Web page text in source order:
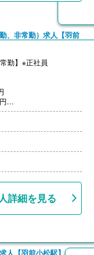
、非常勤）求人【羽前
勤】※正社員
前年度実績
/月）※通勤距離3km以
円）※前年度実績
上対象
詳細を見る
人【羽前小松駅】